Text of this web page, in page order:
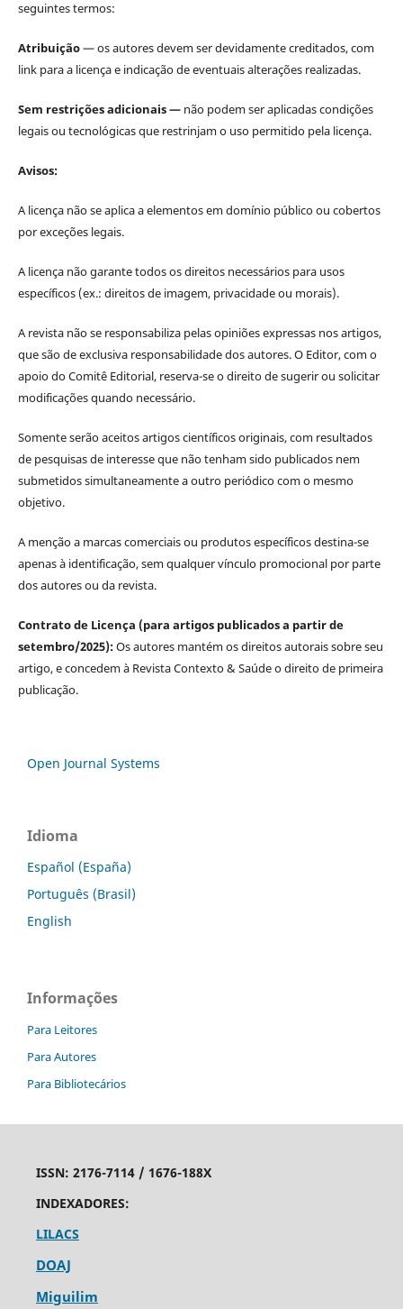
seguintes termos:
Atribuição— os autores devem ser devidamente creditados, com
link para a licença e indicação de eventuais alterações realizadas.
Sem restrições adicionais — não podem ser aplicadas condições
legais ou tecnológicas que restrinjam o uso permitido pela licença.
Avisos:
A licença não se aplica a elementos em domínio público ou cobertos
por exceções legais.
A licença não garante todos os direitos necessários para usos
específicos (ex.: direitos de imagem, privacidade ou morais).
A revista não se responsabiliza pelas opiniões expressas nos artigos,
que são de exclusiva responsabilidade dos autores. O Editor, com o
apoio do Comitê Editorial, reserva-se o direito de sugerir ou solicitar
modificações quando necessário.
Somente serão aceitos artigos científicos originais, com resultados
de pesquisas de interesse que não tenham sido publicados nem
submetidos simultaneamente a outro periódico com o mesmo
objetivo.
A menção a marcas comerciais ou produtos específicos destina-se
apenas à identificação, sem qualquer vínculo promocional por parte
dos autores ou da revista.
Contrato de Licença (para artigos publicados a partir de
setembro/2025):Os autores mantém os direitos autorais sobre seu
artigo, e concedem à Revista Contexto & Saúde o direito de primeira
publicação.
Open Journal Systems
Idioma
Español (España)
Português (Brasil)
English
Informações
Para Leitores
Para Autores
Para Bibliotecários
ISSN: 2176-7114 / 1676-188X
INDEXADORES:
LILACS
DOAJ
Miguilim